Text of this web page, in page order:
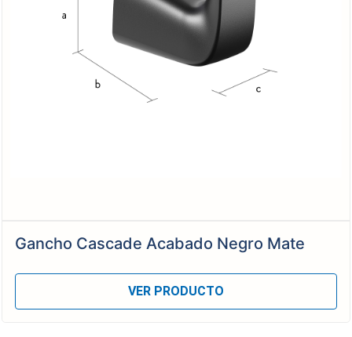
Gancho Cascade Acabado Negro Mate
VER PRODUCTO